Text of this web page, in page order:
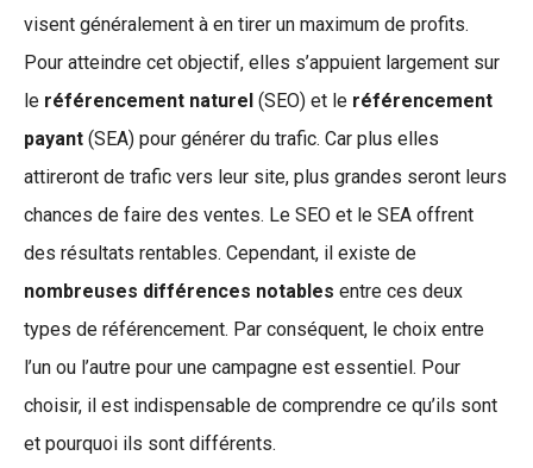
visent généralement à en tirer un maximum de profits.
Pour atteindre cet objectif, elles s’appuient largement sur
le référencement naturel (SEO) et le référencement
payant (SEA) pour générer du trafic. Car plus elles
attireront de trafic vers leur site, plus grandes seront leurs
chances de faire des ventes. Le SEO et le SEA offrent
des résultats rentables. Cependant, il existe de
nombreuses différences notables entre ces deux
types de référencement. Par conséquent, le choix entre
l’un ou l’autre pour une campagne est essentiel. Pour
choisir, il est indispensable de comprendre ce qu’ils sont
et pourquoi ils sont différents.